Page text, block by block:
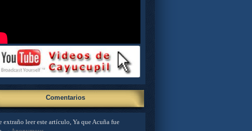
Comentarios
extraño leer este artículo, Ya que Acuña fue